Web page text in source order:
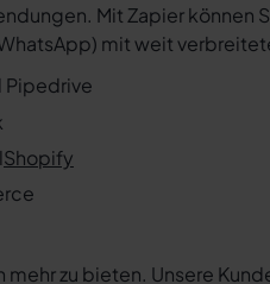
Mit Zapier können
mit weit
Pipedrive
Shopify
zu bieten. Unsere